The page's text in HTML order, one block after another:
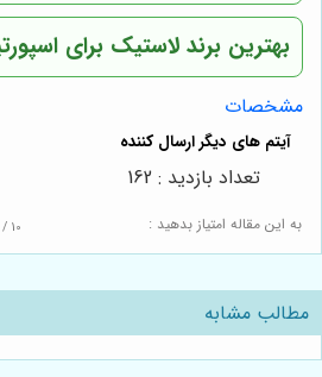
بهترین برند لاستیک برای
مشخصات
به این مقاله امتیاز بدهید : / 10
تعداد بازدید : 162
مطالب مشابه